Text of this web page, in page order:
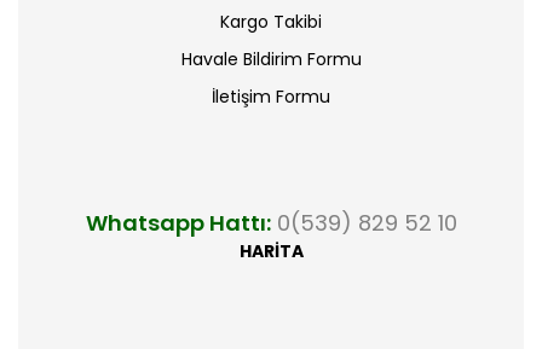
Kargo Takibi
Havale Bildirim Formu
İletişim Formu
Whatsapp Hattı: 0(539) 829 52 10
HARİTA